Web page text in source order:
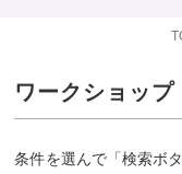
ワークショッ
条件を選んで「検索ボ